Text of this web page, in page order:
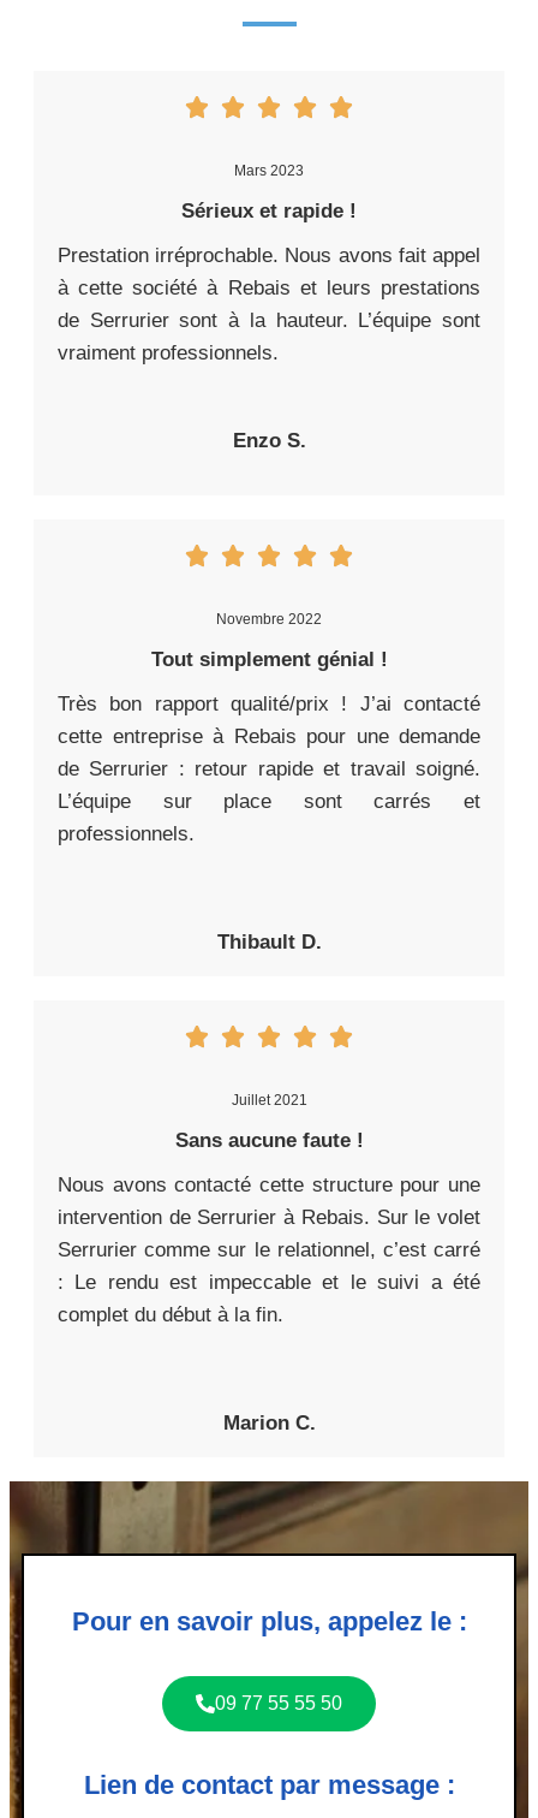
Mars 2023
Sérieux et rapide !
Prestation irréprochable. Nous avons fait appel
à cette société à Rebais et leurs prestations
de Serrurier sont à la hauteur. L’équipe sont
vraiment professionnels.
Enzo S.
Novembre 2022
Tout simplement génial !
Très bon rapport qualité/prix ! J’ai contacté
cette entreprise à Rebais pour une demande
de Serrurier : retour rapide et travail soigné.
L’équipe sur place sont carrés et
professionnels.
Thibault D.
Juillet 2021
Sans aucune faute !
Nous avons contacté cette structure pour une
intervention de Serrurier à Rebais. Sur le volet
Serrurier comme sur le relationnel, c’est carré
: Le rendu est impeccable et le suivi a été
complet du début à la fin.
Marion C.
Pour en savoir plus, appelez le :
09 77 55 55 50
Lien de contact par message :